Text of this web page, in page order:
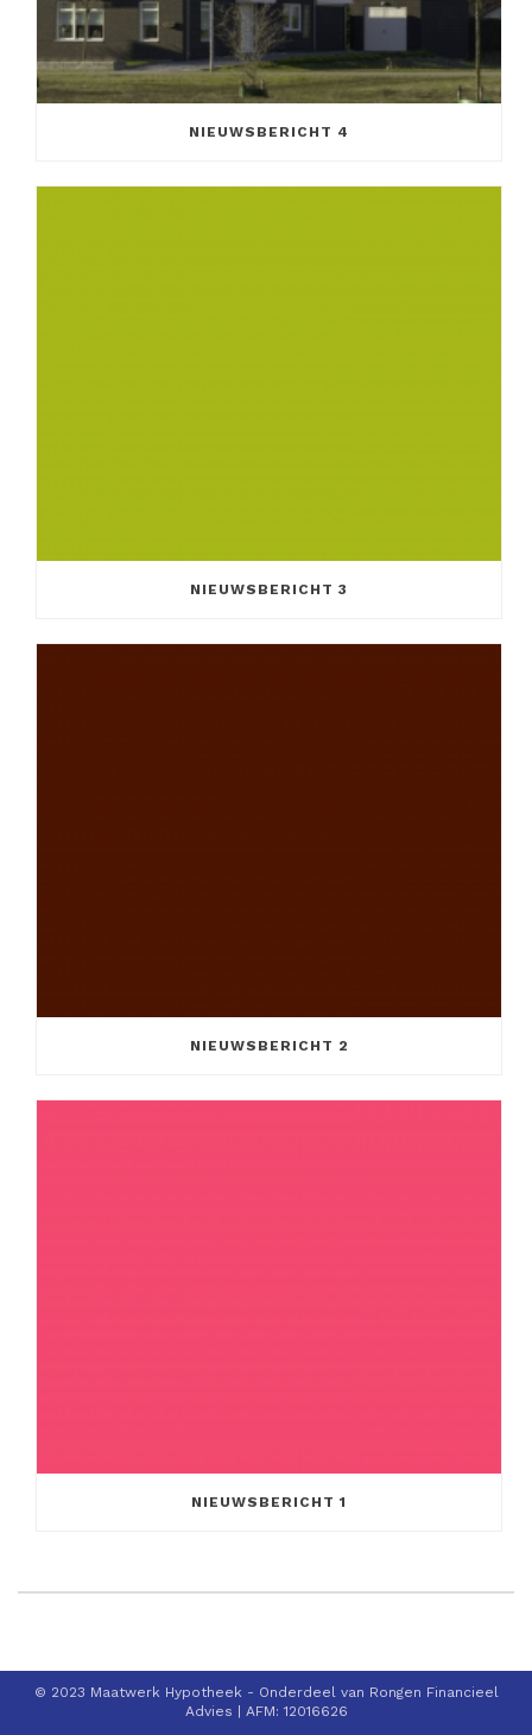
NIEUWSBERICHT 4
NIEUWSBERICHT 3
NIEUWSBERICHT 2
NIEUWSBERICHT 1
© 2023 Maatwerk Hypotheek - Onderdeel van Rongen Financieel
Advies | AFM: 12016626